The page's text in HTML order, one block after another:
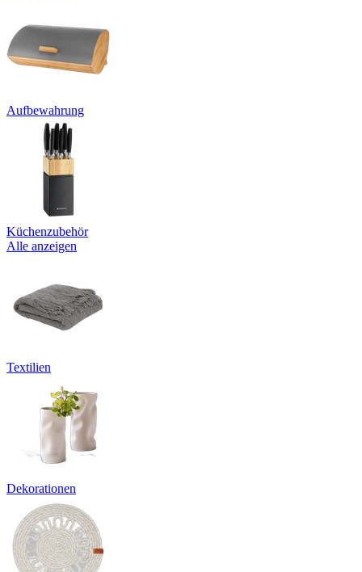
Aufbewahrung
Küchenzubehör
Alle anzeigen
Textilien
Dekorationen